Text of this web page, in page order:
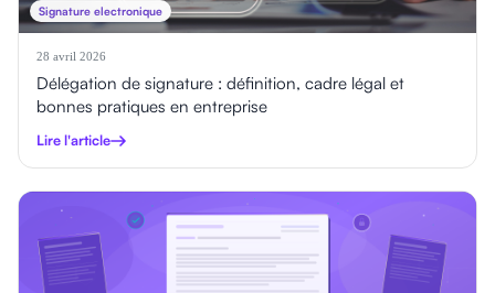
Signature electronique
28 avril 2026
Délégation de signature : définition, cadre légal et
bonnes pratiques en entreprise
Lire l'article